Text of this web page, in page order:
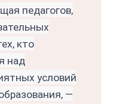
педагогов,
кто
над
условий
—